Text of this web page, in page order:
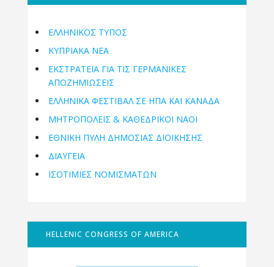
ΕΛΛΗΝΙΚΟΣ ΤΥΠΟΣ
ΚΥΠΡΙΑΚΑ ΝΕΑ
ΕΚΣΤΡΑΤΕΙΑ ΓΙΑ ΤΙΣ ΓΕΡΜΑΝΙΚΕΣ
ΑΠΟΖΗΜΙΩΣΕΙΣ
ΕΛΛΗΝΙΚΆ ΦΕΣΤΙΒΆΛ ΣΕ ΗΠΑ ΚΑΙ ΚΑΝΑΔΑ
ΜΗΤΡΟΠΌΛΕΙΣ & ΚΑΘΕΔΡΙΚΟΊ ΝΑΟΊ
ΕΘΝΙΚΉ ΠΎΛΗ ΔΗΜΌΣΙΑΣ ΔΙΟΊΚΗΣΗΣ
ΔΙΑΥΓΕΙΑ
ΙΣΟΤΙΜΙΕΣ ΝΟΜΙΣΜΑΤΩΝ
HELLENIC CONGRESS OF AMERICA